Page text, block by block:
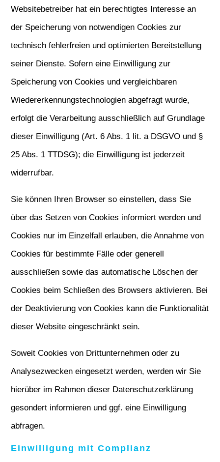
Websitebetreiber hat ein berechtigtes Interesse an
der Speicherung von notwendigen Cookies zur
technisch fehlerfreien und optimierten Bereitstellung
seiner Dienste. Sofern eine Einwilligung zur
Speicherung von Cookies und vergleichbaren
Wiedererkennungstechnologien abgefragt wurde,
erfolgt die Verarbeitung ausschließlich auf Grundlage
dieser Einwilligung (Art. 6 Abs. 1 lit. a DSGVO und §
25 Abs. 1 TTDSG); die Einwilligung ist jederzeit
widerrufbar.
Sie können Ihren Browser so einstellen, dass Sie
über das Setzen von Cookies informiert werden und
Cookies nur im Einzelfall erlauben, die Annahme von
Cookies für bestimmte Fälle oder generell
ausschließen sowie das automatische Löschen der
Cookies beim Schließen des Browsers aktivieren. Bei
der Deaktivierung von Cookies kann die Funktionalität
dieser Website eingeschränkt sein.
Soweit Cookies von Drittunternehmen oder zu
Analysezwecken eingesetzt werden, werden wir Sie
hierüber im Rahmen dieser Datenschutzerklärung
gesondert informieren und ggf. eine Einwilligung
abfragen.
Einwilligung mit Complianz